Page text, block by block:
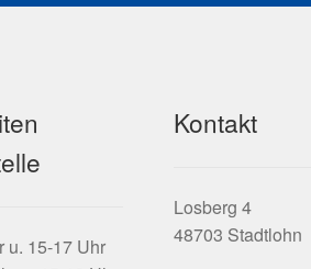
u. 15-17 Uhr
Kontakt
Losberg 4
48703 Stadtlohn